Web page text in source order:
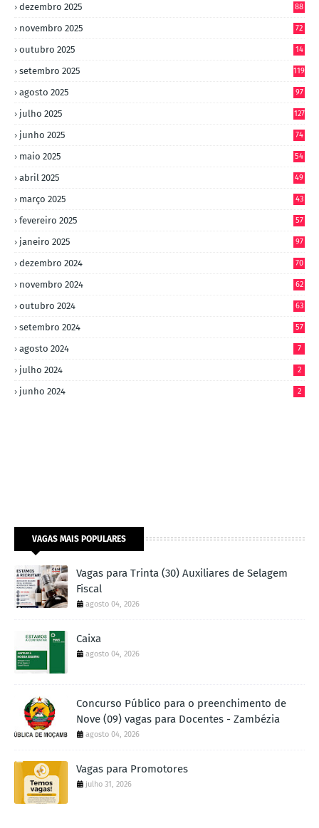
dezembro 2025 88
novembro 2025 72
outubro 2025
14
setembro 2025 119
agosto 2025 97
julho 2025 127
junho 2025 74
maio 2025 54
abril 2025 49
março 2025 43
fevereiro 2025 57
janeiro 2025 97
dezembro 2024 70
novembro 2024 62
outubro 2024 63
setembro 2024 57
agosto 2024 7
julho 2024 2
junho 2024 2
VAGAS MAIS POPULARES
Vagas para Trinta (30) Auxiliares de Selagem
Fiscal
agosto 04, 2026
Caixa
agosto 04, 2026
Concurso Público para o preenchimento de
Nove (09) vagas para Docentes - Zambézia
agosto 04, 2026
Vagas para Promotores
julho 31, 2026